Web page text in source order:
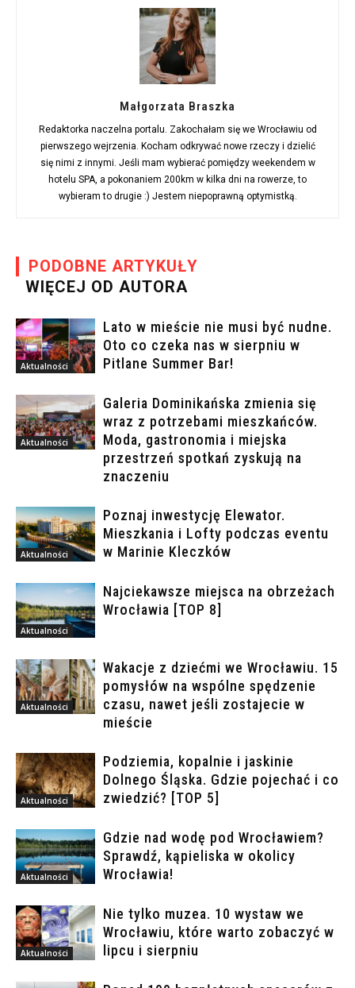
Małgorzata Braszka
Redaktorka naczelna portalu. Zakochałam się we Wrocławiu od
pierwszego wejrzenia. Kocham odkrywać nowe rzeczy i dzielić
się nimi z innymi. Jeśli mam wybierać pomiędzy weekendem w
hotelu SPA, a pokonaniem 200km w kilka dni na rowerze, to
wybieram to drugie :) Jestem niepoprawną optymistką.
PODOBNE ARTYKUŁY
WIĘCEJ OD AUTORA
Aktualności
Lato w mieście nie musi być nudne.
Oto co czeka nas w sierpniu w
Pitlane Summer Bar!
Aktualności
Galeria Dominikańska zmienia się
wraz z potrzebami mieszkańców.
Moda, gastronomia i miejska
przestrzeń spotkań zyskują na
znaczeniu
Aktualności
Poznaj inwestycję Elewator.
Mieszkania i Lofty podczas eventu
w Marinie Kleczków
Aktualności
Najciekawsze miejsca na obrzeżach
Wrocławia [TOP 8]
Aktualności
Wakacje z dziećmi we Wrocławiu. 15
pomysłów na wspólne spędzenie
czasu, nawet jeśli zostajecie w
mieście
Aktualności
Podziemia, kopalnie i jaskinie
Dolnego Śląska. Gdzie pojechać i co
zwiedzić? [TOP 5]
Aktualności
Gdzie nad wodę pod Wrocławiem?
Sprawdź, kąpieliska w okolicy
Wrocławia!
Aktualności
Nie tylko muzea. 10 wystaw we
Wrocławiu, które warto zobaczyć w
lipcu i sierpniu